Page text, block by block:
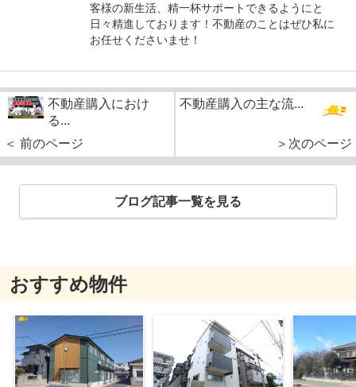
客様の新生活、精一杯サポートできるようにと
日々精進しております！不動産のことはぜひ私に
お任せくださいませ！
不動産購入におけ
る...
＜ 前のページ
不動産購入の主な流...
＞次のページ
ブログ記事一覧を見る
おすすめ物件